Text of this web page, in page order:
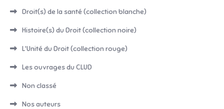
Droit(s) de la santé (collection blanche)
Histoire(s) du Droit (collection noire)
L'Unité du Droit (collection rouge)
Les ouvrages du CLUD
Non classé
Nos auteurs